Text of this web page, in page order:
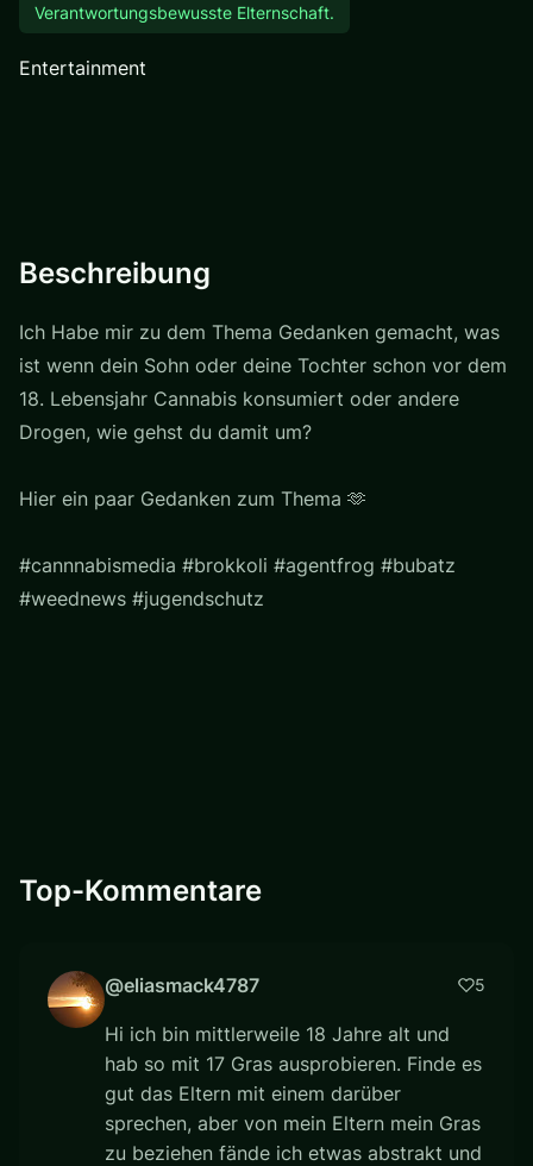
Verantwortungsbewusste Elternschaft.
Entertainment
Beschreibung
Ich Habe mir zu dem Thema Gedanken gemacht, was
ist wenn dein Sohn oder deine Tochter schon vor dem
18. Lebensjahr Cannabis konsumiert oder andere
Drogen, wie gehst du damit um?
Hier ein paar Gedanken zum Thema 🫶
#cannnabismedia #brokkoli #agentfrog #bubatz
#weednews #jugendschutz
Top-Kommentare
@eliasmack4787 5
Hi ich bin mittlerweile 18 Jahre alt und
hab so mit 17 Gras ausprobieren. Finde es
gut das Eltern mit einem darüber
sprechen, aber von mein Eltern mein Gras
zu beziehen fände ich etwas abstrakt und